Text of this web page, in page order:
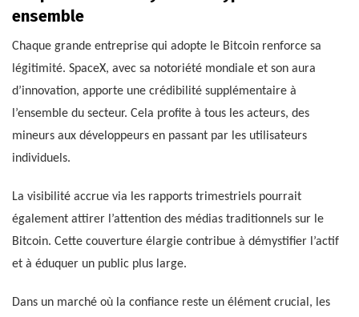
ensemble
Chaque grande entreprise qui adopte le Bitcoin renforce sa
légitimité. SpaceX, avec sa notoriété mondiale et son aura
d’innovation, apporte une crédibilité supplémentaire à
l’ensemble du secteur. Cela profite à tous les acteurs, des
mineurs aux développeurs en passant par les utilisateurs
individuels.
La visibilité accrue via les rapports trimestriels pourrait
également attirer l’attention des médias traditionnels sur le
Bitcoin. Cette couverture élargie contribue à démystifier l’actif
et à éduquer un public plus large.
Dans un marché où la confiance reste un élément crucial, les